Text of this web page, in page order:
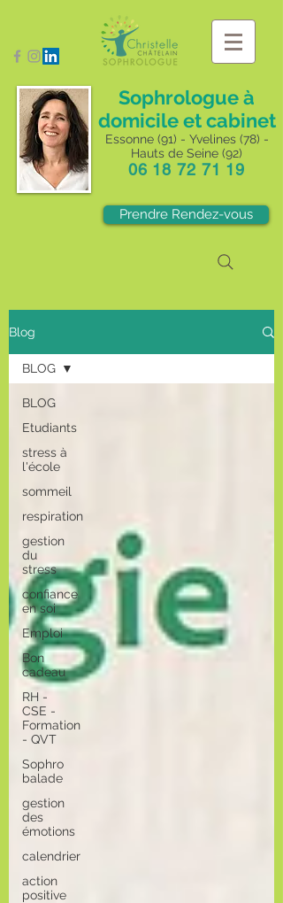
Sophrologue à
domicile et cabinet
Essonne (91) - Yvelines (78) -
Hauts de Seine (92)
06 18 72 71 19
Prendre Rendez-vous
Blog
BLOG
Etudiants
stress à
l'école
sommeil
respiration
gestion
du
stress
confiance
en soi
Emploi
Bon
cadeau
RH -
CSE -
Formation
- QVT
Sophro
balade
gestion
des
émotions
calendrier
action
positive
BLOG